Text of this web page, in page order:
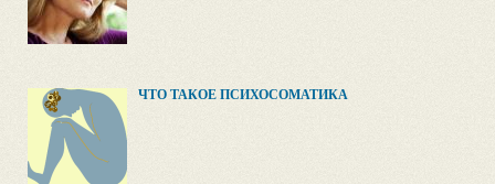
ЧТО ТАКОЕ ПСИХОСОМАТИКА